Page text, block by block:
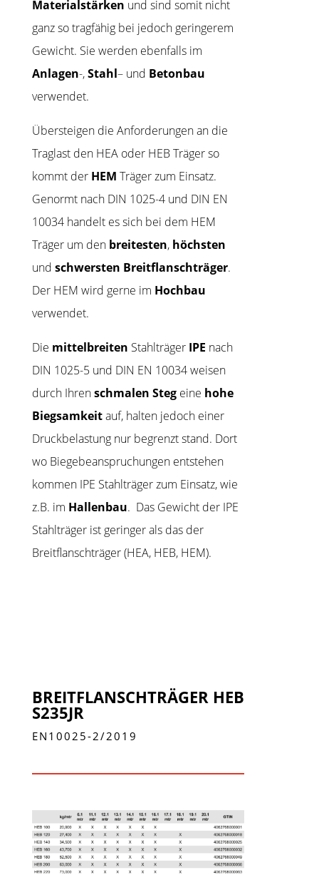
Materialstärken und sind somit nicht
ganz so tragfähig bei jedoch geringerem
Gewicht. Sie werden ebenfalls im
Anlagen-,Stahl– und Betonbau
verwendet.
Übersteigen die Anforderungen an die
Traglast den HEA oder HEB Träger so
kommt der HEM Träger zum Einsatz.
Genormt nach DIN 1025-4 und DIN EN
10034 handelt es sich bei dem HEM
Träger um den breitesten, höchsten
und schwersten Breitflanschträger.
Der HEM wird gerne im Hochbau
verwendet.
Die mittelbreiten Stahlträger IPE nach
DIN 1025-5 und DIN EN 10034 weisen
durch Ihrenschmalen Stegeine hohe
Biegsamkeitauf, halten jedoch einer
Druckbelastung nur begrenzt stand. Dort
wo Biegebeanspruchungen entstehen
kommen IPE Stahlträger zum Einsatz, wie
z.B. im Hallenbau. Das Gewicht der IPE
Stahlträger ist geringer als das der
Breitflanschträger (HEA, HEB, HEM).
BREITFLANSCHTRÄGER HEB
S235JR
EN10025-2/2019